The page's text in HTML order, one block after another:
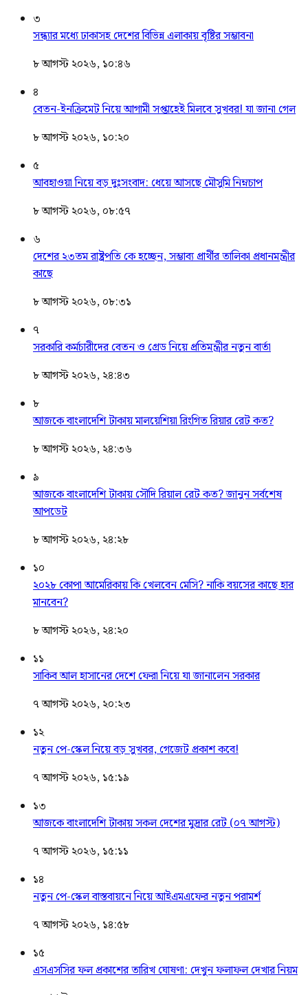
৩
সন্ধ্যার মধ্যে ঢাকাসহ দেশের বিভিন্ন এলাকায় বৃষ্টির সম্ভাবনা
৮ আগস্ট ২০২৬, ১০:৪৬
৪
বেতন-ইনক্রিমেট নিয়ে আগামী সপ্তাহেই মিলবে সুখবর! যা জানা গেল
৮ আগস্ট ২০২৬, ১০:২০
৫
আবহাওয়া নিয়ে বড় দুঃসংবাদ: ধেয়ে আসছে মৌসুমি নিম্নচাপ
৮ আগস্ট ২০২৬, ০৮:৫৭
৬
দেশের ২৩তম রাষ্ট্রপতি কে হচ্ছেন, সম্ভাব্য প্রার্থীর তালিকা প্রধানমন্ত্রীর
কাছে
৮ আগস্ট ২০২৬, ০৮:৩১
৭
সরকারি কর্মচারীদের বেতন ও গ্রেড নিয়ে প্রতিমন্ত্রীর নতুন বার্তা
৮ আগস্ট ২০২৬, ২৪:৪৩
৮
আজকে বাংলাদেশি টাকায় মালয়েশিয়া রিংগিত রিয়ার রেট কত?
৮ আগস্ট ২০২৬, ২৪:৩৬
৯
আজকে বাংলাদেশি টাকায় সৌদি রিয়াল রেট কত? জানুন সর্বশেষ
আপডেট
৮ আগস্ট ২০২৬, ২৪:২৮
১০
২০২৮ কোপা আমেরিকায় কি খেলবেন মেসি? নাকি বয়সের কাছে হার
মানবেন?
৮ আগস্ট ২০২৬, ২৪:২০
১১
সাকিব আল হাসানের দেশে ফেরা নিয়ে যা জানালেন সরকার
৭ আগস্ট ২০২৬, ২০:২৩
১২
নতুন পে-স্কেল নিয়ে বড় সুখবর, গেজেট প্রকাশ কবে!
৭ আগস্ট ২০২৬, ১৫:১৯
১৩
আজকে বাংলাদেশি টাকায় সকল দেশের মুদ্রার রেট (০৭ আগস্ট)
৭ আগস্ট ২০২৬, ১৫:১১
১৪
নতুন পে-স্কেল বাস্তবায়নে নিয়ে আইএমএফের নতুন পরামর্শ
৭ আগস্ট ২০২৬, ১৪:৫৮
১৫
এসএসসির ফল প্রকাশের তারিখ ঘোষণা: দেখুন ফলাফল দেখার নিয়ম